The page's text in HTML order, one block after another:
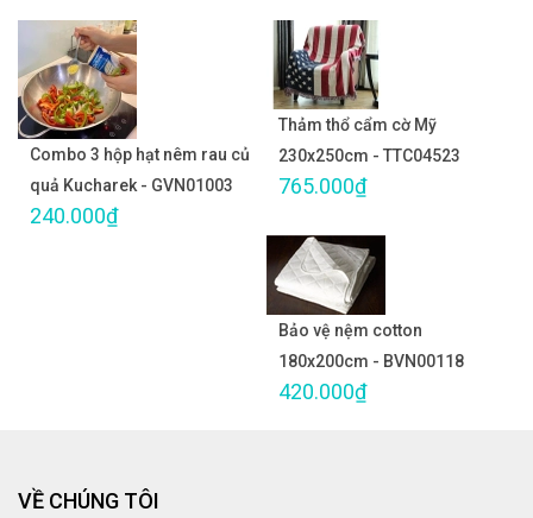
Combo 3 hộp hạt nêm rau củ
quả Kucharek - GVN01003
240.000₫
Thảm thổ cẩm cờ Mỹ
230x250cm - TTC04523
765.000₫
Bảo vệ nệm cotton
180x200cm - BVN00118
420.000₫
VỀ CHÚNG TÔI